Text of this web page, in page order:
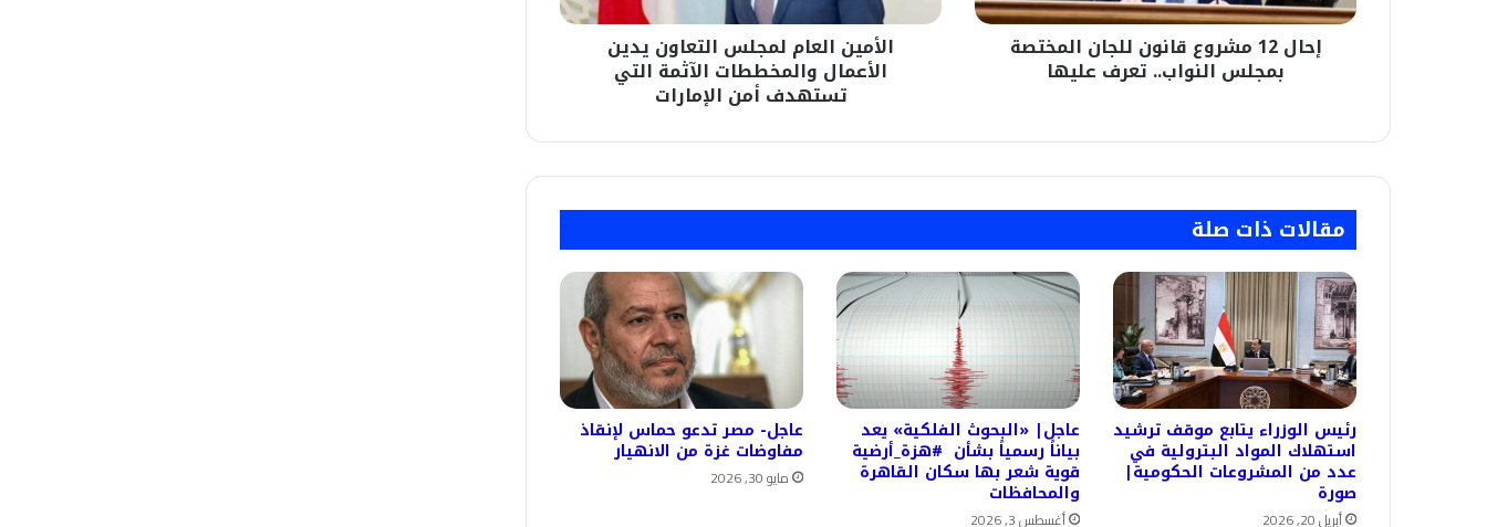
تعرف
إحال 12 مشروع قانون للجان المختصة
بمجلس النواب.. تعرف عليها
التي
تستهدفالأمين العام لمجلس التعاون يدين
الأعمال والمخططات الآثمة التي
تستهدف أمن الإمارات
مقالات ذات صلة
رئيس الوزراء يتابع موقف ترشيد
استهلاك المواد البترولية في
عدد من المشروعات الحكومية|
صورة
أبريل 20, 2026
عاجل| «البحوث الفلكية» يعد
بياناً رسمياً بشأن #هزة_أرضية
قوية شعر بها سكان القاهرة
والمحافظات
أغسطس 3, 2026
عاجل- مصر تدعو حماس لإنقاذ
مفاوضات غزة من الانهيار
مايو 30, 2026